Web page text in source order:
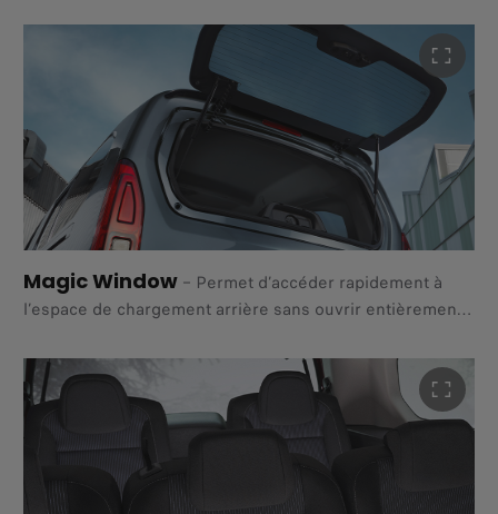
offrant un accès simple, pratique et confortable à tout
Magic Window​ – Permet d’accéder rapidement à
l’espace de chargement arrière sans ouvrir entièrement
et effort lors de vos arrêts.